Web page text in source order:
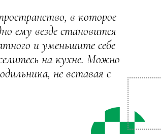
в которое
ему везде становится
и уменьшите себе
на кухне. Можно
не вставая с